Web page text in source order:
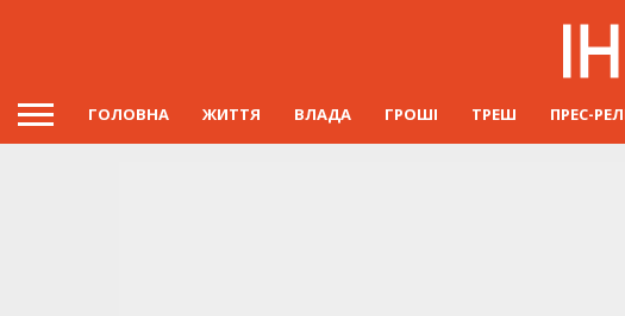
ГОЛОВНА ЖИТТЯ ВЛАДА ГРОШІ ТРЕШ ПРЕС-